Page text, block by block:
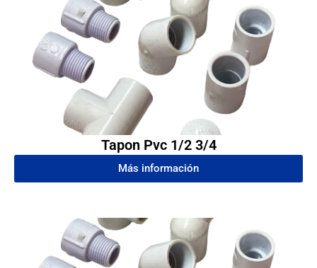
Tapon Pvc 1/2 3/4
Más información